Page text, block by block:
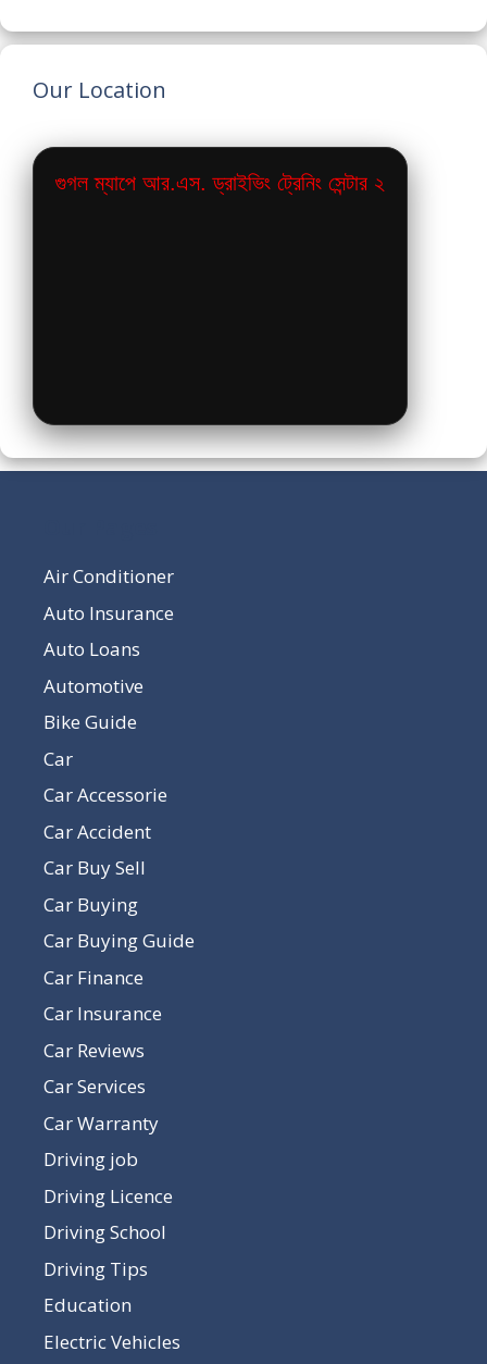
Our Location
গুগল ম্যাপে আর.এস. ড্রাইভিং ট্রেনিং সেন্টার ২
Air Conditioner
Auto Insurance
Auto Loans
Automotive
Bike Guide
Car
Car Accessorie
Car Accident
Car Buy Sell
Car Buying
Car Buying Guide
Car Finance
Car Insurance
Car Reviews
Car Services
Car Warranty
Driving job
Driving Licence
Driving School
Driving Tips
Education
Electric Vehicles